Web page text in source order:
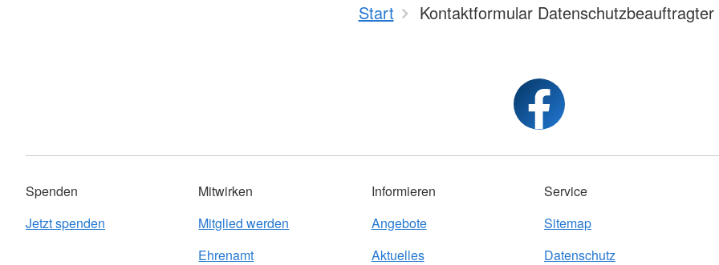
Start Kontaktformular Datenschutzbeauftragter
Spenden
Jetzt spenden
Mitwirken
Mitglied werden
Ehrenamt
Informieren
Angebote
Aktuelles
Service
Sitemap
Datenschutz